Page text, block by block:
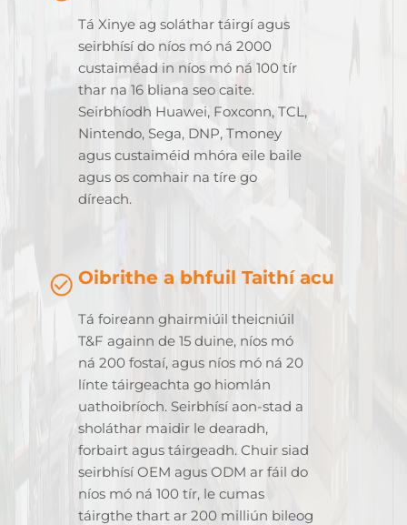
Tá Xinye ag soláthar táirgí agus
seirbhísí do níos mó ná 2000
custaiméad in níos mó ná 100 tír
thar na 16 bliana seo caite.
Seirbhíodh Huawei, Foxconn, TCL,
Nintendo, Sega, DNP, Tmoney
agus custaiméid mhóra eile baile
agus os comhair na tíre go
díreach.
Oibrithe a bhfuil Taithí acu
Tá foireann ghairmiúil theicniúil
T&F againn de 15 duine, níos mó
ná 200 fostaí, agus níos mó ná 20
línte táirgeachta go hiomlán
uathoibríoch. Seirbhísí aon-stad a
sholáthar maidir le dearadh,
forbairt agus táirgeadh. Chuir siad
seirbhísí OEM agus ODM ar fáil do
níos mó ná 100 tír, le cumas
táirgthe thart ar 200 milliún bileog